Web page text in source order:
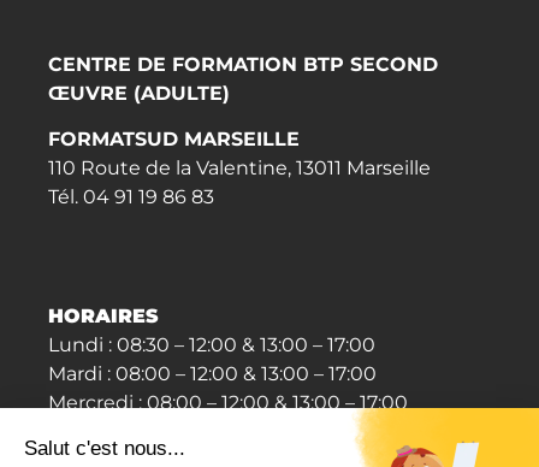
CENTRE DE FORMATION BTP SECOND
ŒUVRE (ADULTE)
FORMATSUD MARSEILLE
110 Route de la Valentine, 13011 Marseille
Tél. 04 91 19 86 83
HORAIRES
Lundi : 08:30 – 12:00 & 13:00 – 17:00
Mardi : 08:00 – 12:00 & 13:00 – 17:00
Mercredi : 08:00 – 12:00 & 13:00 – 17:00
jeudi : 08:00 – 12:00 & 13:00 – 16:30
Vendredi : 08:00 – 12:00